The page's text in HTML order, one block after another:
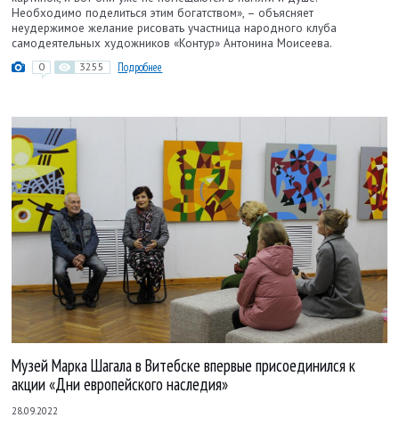
Необходимо поделиться этим богатством», – объясняет
неудержимое желание рисовать участница народного клуба
самодеятельных художников «Контур» Антонина Моисеева.
0 3255 Подробнее
Музей Марка Шагала в Витебске впервые присоединился к
акции «Дни европейского наследия»
28.09.2022